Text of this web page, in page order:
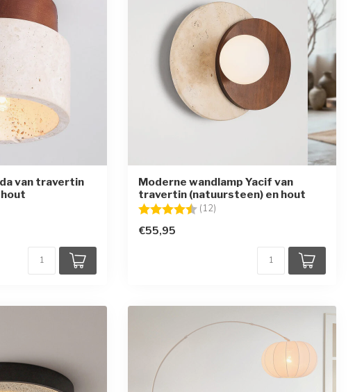
van travertin
Moderne wandlamp Yacif van
travertin (natuursteen) en hout
Beoordeling: (12)
€55,95